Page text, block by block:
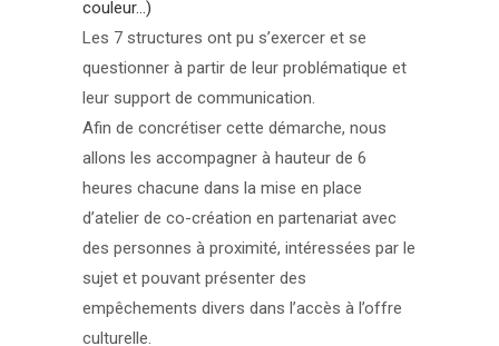
couleur…)
Les 7 structures ont pu s’exercer et se
questionner à partir de leur problématique et
leur support de communication.
Afin de concrétiser cette démarche, nous
allons les accompagner à hauteur de 6
heures chacune dans la mise en place
d’atelier de co-création en partenariat avec
des personnes à proximité, intéressées par le
sujet et pouvant présenter des
empêchements divers dans l’accès à l’offre
culturelle.